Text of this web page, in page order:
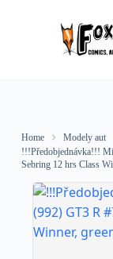
Home Modely aut
!!!Předobjednávka!!!
Sebring 12 hrs Class